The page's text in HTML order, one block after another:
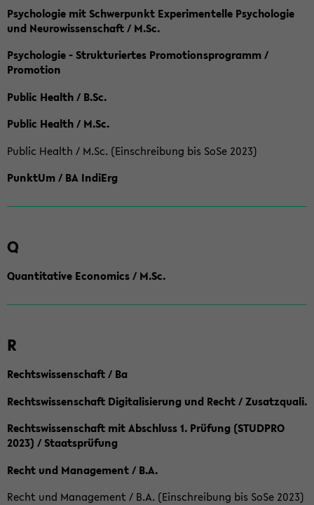
Psychologie mit Schwerpunkt Experimentelle Psychologie
und Neurowissenschaft / M.Sc.
Psychologie - Strukturiertes Promotionsprogramm /
Promotion
Public Health / B.Sc.
Public Health / M.Sc.
Public Health / M.Sc. (Einschreibung bis SoSe 2023)
PunktUm / BA IndiErg
Q
Quantitative Economics / M.Sc.
R
Rechtswissenschaft / Ba
Rechtswissenschaft Digitalisierung und Recht / Zusatzquali.
Rechtswissenschaft mit Abschluss 1. Prüfung (STUDPRO
2023) / Staatsprüfung
Recht und Management / B.A.
Recht und Management / B.A. (Einschreibung bis SoSe 2023)